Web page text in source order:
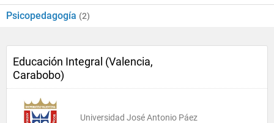
Psicopedagogía (2)
Educación Integral (Valencia,
Carabobo)
Universidad José Antonio Páez